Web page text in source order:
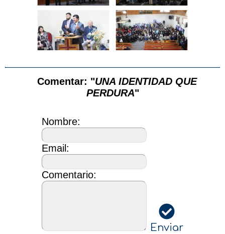
Comentar: "UNA IDENTIDAD QUE
PERDURA"
Nombre:
Email:
Comentario:
Enviar